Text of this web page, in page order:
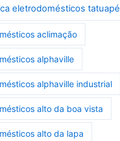
eletrodomésticos tatuapé
aclimação
alphaville
alphaville industrial
alto da boa vista
alto da lapa